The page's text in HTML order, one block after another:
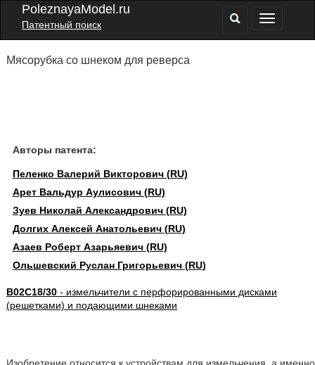
PoleznayaModel.ru
Патентный поиск
Мясорубка со шнеком для реверса
Авторы патента:
Пеленко Валерий Викторович (RU)
Арет Вальдур Аулисович (RU)
Зуев Николай Александрович (RU)
Долгих Алексей Анатольевич (RU)
Азаев Роберт Азарьяевич (RU)
Ольшевский Руслан Григорьевич (RU)
B02C18/30- измельчители с перфорированными дисками
(решетками) и подающими шнеками